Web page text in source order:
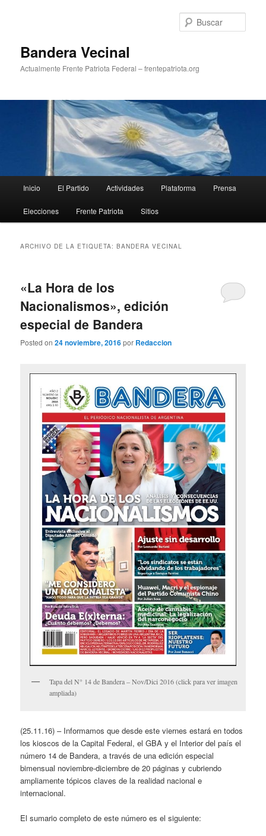
Bandera Vecinal
Actualmente Frente Patriota Federal – frentepatriota.org
principal
Inicio El Partido Actividades Plataforma Prensa
Elecciones Frente Patriota Sitios
ARCHIVO DE LA ETIQUETA:BANDERA VECINAL
«La Hora de los
Nacionalismos», edición
especial de Bandera
Posted on24 noviembre, 2016por Redaccion
Tapa del N° 14 de Bandera – Nov/Dici 2016 (click para ver imagen
ampliada)
(25.11.16) – Informamos que desde este viernes estará en todos
los kioscos de la Capital Federal, el GBA y el Interior del país el
número 14 de Bandera, a través de una edición especial
bimensual noviembre-diciembre de 20 páginas y cubriendo
ampliamente tópicos claves de la realidad nacional e
internacional.
El sumario completo de este número es el siguiente: